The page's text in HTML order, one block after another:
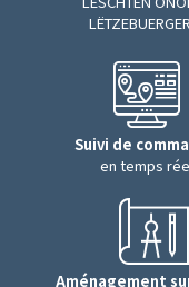
Suivi de
en temps
Aménagement